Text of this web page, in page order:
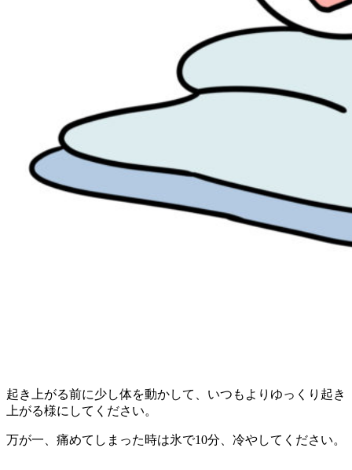
起き上がる前に少し体を動かして、いつもよりゆっくり起き
上がる様にしてください。
万が一、痛めてしまった時は氷で10分、冷やしてください。